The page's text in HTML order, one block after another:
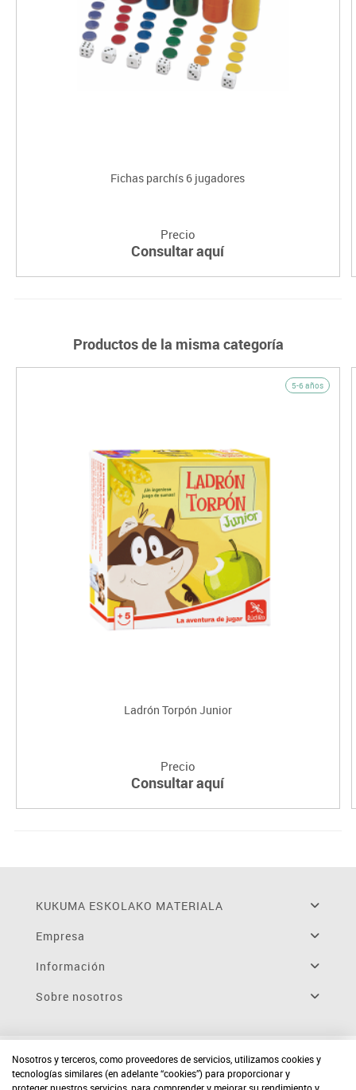
Fichas parchís 6 jugadores
Precio
Consultar aquí
Productos de la misma categoría
5-6 años
Ladrón Torpón Junior
Precio
Consultar aquí
KUKUMA ESKOLAKO MATERIALA
Empresa
Información
Sobre nosotros
Nosotros y terceros, como proveedores de servicios, utilizamos cookies y
tecnologías similares (en adelante “cookies”) para proporcionar y